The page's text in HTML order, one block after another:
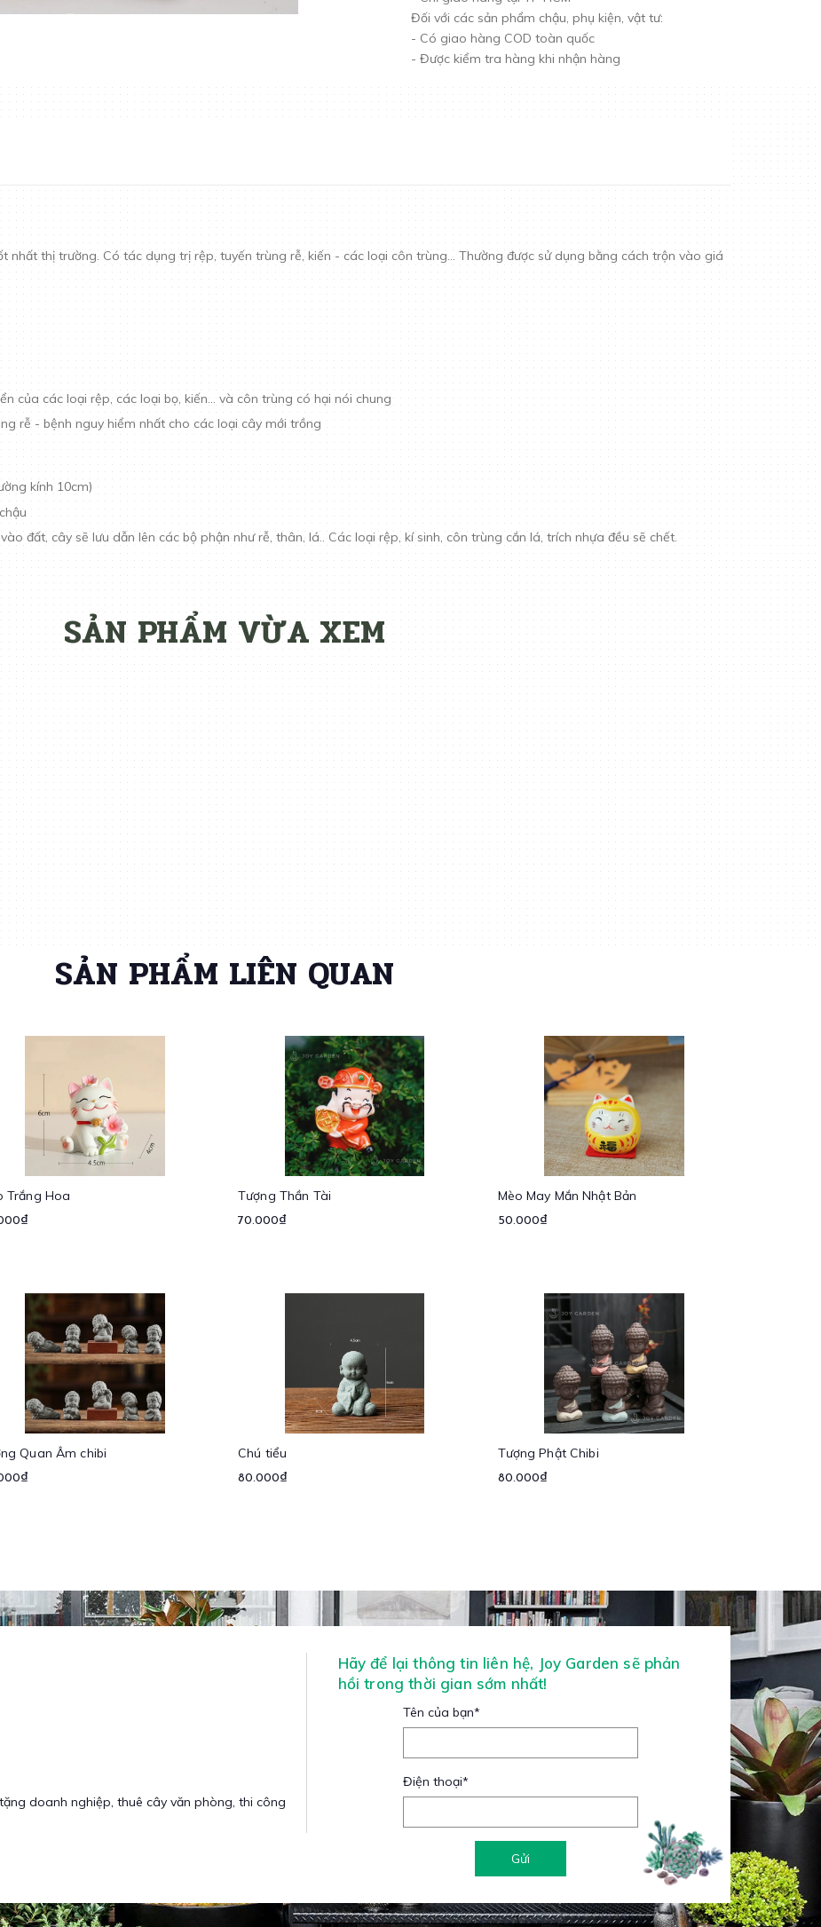
Đối với các sản phẩm chậu, phụ kiện, vật tư:
- Có giao hàng COD toàn quốc
- Được kiểm tra hàng khi nhận hàng
nhất thị trường. Có tác dụng trị rệp, tuyến trùng rễ, kiến - các loại côn trùng... Thường được sử dụng bằng cách trộn vào giá
của các loại rệp, các loại bọ, kiến... và côn trùng có hại nói chung
rễ - bệnh nguy hiểm nhất cho các loại cây mới trồng
kính 10cm)
đất, cây sẽ lưu dẫn lên các bộ phận như rễ, thân, lá.. Các loại rệp, kí sinh, côn trùng cắn lá, trích nhựa đều sẽ chết.
SẢN PHẨM VỪA XEM
SẢN PHẨM LIÊN QUAN
Trắng Hoa Tượng Thần Tài
70.000₫
Mèo May Mắn Nhật Bản
50.000₫
Quan Âm chibi Chú tiểu
80.000₫
Tượng Phật Chibi
80.000₫
doanh nghiệp, thuê cây văn phòng, thi công
Hãy để lại thông tin liên hệ, Joy Garden sẽ phản
hồi trong thời gian sớm nhất!
Tên của bạn*
Điện thoại*
Gửi